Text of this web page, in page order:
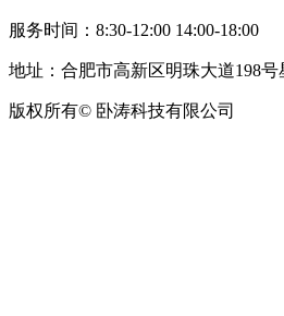
服务时间：8:30-12:00 14:00-18:00
地址：合肥市高新区明珠大道198号
版权所有© 卧涛科技有限公司